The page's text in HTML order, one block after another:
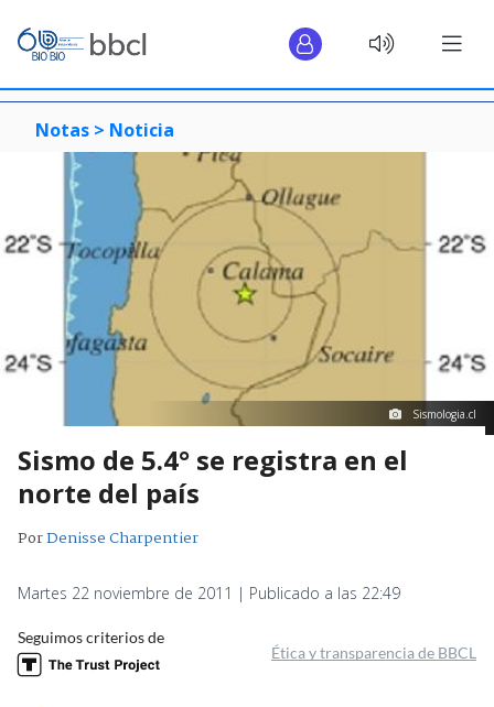
Notas > Noticia
Sismologia.cl
Sismo de 5.4° se registra en el
norte del país
PorDenisse Charpentier
Martes 22 noviembre de 2011 | Publicado a las 22:49
Seguimos criterios de
Ética y transparencia de BBCL